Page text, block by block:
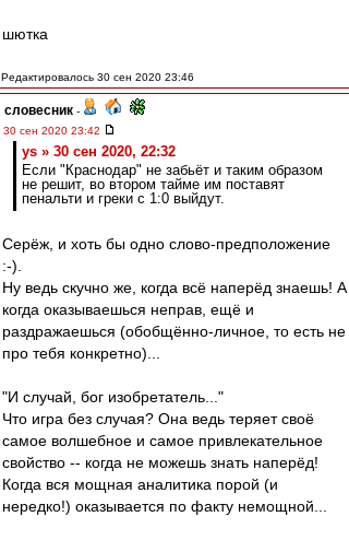
шютка
Редактировалось 30 сен 2020 23:46
словесник -
30 сен 2020 23:42
ys » 30 сен 2020, 22:32
Если "Краснодар" не забьёт и таким образом
не решит, во втором тайме им поставят
пенальти и греки с 1:0 выйдут.
Серёж, и хоть бы одно слово-предположение
:-).
Ну ведь скучно же, когда всё наперёд знаешь! А
когда оказываешься неправ, ещё и
раздражаешься (обобщённо-личное, то есть не
про тебя конкретно)...
"И случай, бог изобретатель..."
Что игра без случая? Она ведь теряет своё
самое волшебное и самое привлекательное
свойство -- когда не можешь знать наперёд!
Когда вся мощная аналитика порой (и
нередко!) оказывается по факту немощной...